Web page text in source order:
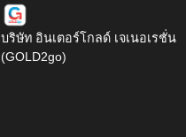
บริษัท อินเตอร์โกลด์ เจเนอเรชั่น
(GOLD2go)